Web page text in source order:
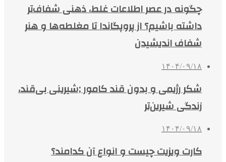
چگونه در عصر اطلاعات غلط، ذهنی شفاف‌تر
داشته باشیم؟ از پروپگاندا تا مغلطه‌ها و هنر
شفاف اندیشیدن
۱۴۰۴/۰۹/۱۸
شکر رژیمی و بدون قند کامور ;شیرینی بی‌قند،
زندگی شیرین‌تر
۱۴۰۴/۰۹/۱۸
کارت ویزیت چیست و انواع آن کدامند؟